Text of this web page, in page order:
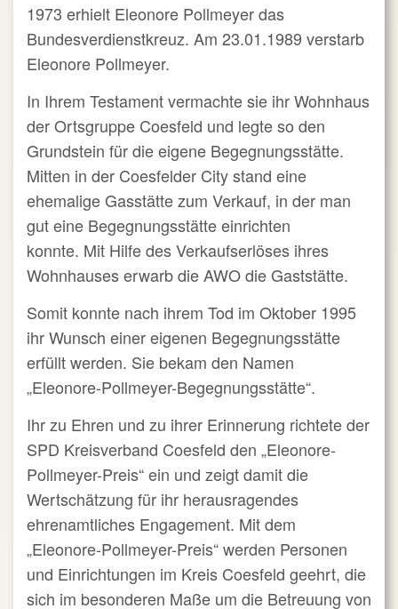
1973 erhielt Eleonore Pollmeyer das
Bundesverdienstkreuz. Am 23.01.1989 verstarb
Eleonore Pollmeyer.
In Ihrem Testament vermachte sie ihr Wohnhaus
der Ortsgruppe Coesfeld und legte so den
Grundstein für die eigene Begegnungsstätte.
Mitten in der Coesfelder City stand eine
ehemalige Gasstätte zum Verkauf, in der man
gut eine Begegnungsstätte einrichten
konnte. Mit Hilfe des Verkaufserlöses ihres
Wohnhauses erwarb die AWO die Gaststätte.
Somit konnte nach ihrem Tod im Oktober 1995
ihr Wunsch einer eigenen Begegnungsstätte
erfüllt werden. Sie bekam den Namen
„Eleonore-Pollmeyer-Begegnungsstätte“.
Ihr zu Ehren und zu ihrer Erinnerung richtete der
SPD Kreisverband Coesfeld den „Eleonore-
Pollmeyer-Preis“ ein und zeigt damit die
Wertschätzung für ihr herausragendes
ehrenamtliches Engagement. Mit dem
„Eleonore-Pollmeyer-Preis“ werden Personen
und Einrichtungen im Kreis Coesfeld geehrt, die
sich im besonderen Maße um die Betreuung von